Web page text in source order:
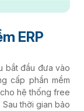
ERP
bắt đầu đưa vào
cấp phần mềm
hệ thống free
thời gian bảo